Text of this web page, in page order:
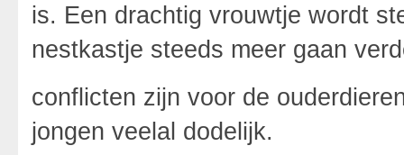
is. Een drachtig vrouwtje wordt
nestkastje steeds meer gaan
conflicten zijn voor de
jongen veelal dodelijk.